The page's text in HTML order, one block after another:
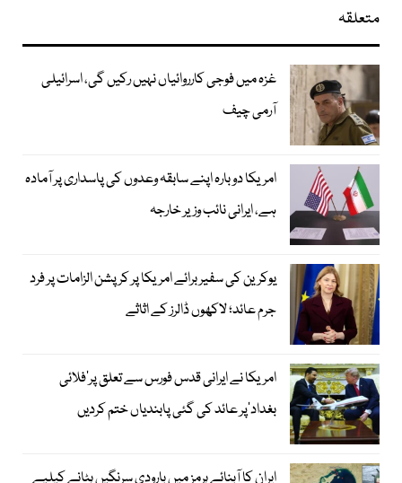
متعلقہ
غزہ میں فوجی کارروائیاں نہیں رکیں گی، اسرائیلی
آرمی چیف
امریکا دوبارہ اپنے سابقہ وعدوں کی پاسداری پر آمادہ
ہے، ایرانی نائب وزیر خارجہ
یوکرین کی سفیر برائے امریکا پر کرپشن الزامات پر فرد
جرم عائد؛ لاکھوں ڈالرز کے اثاثے
امریکا نے ایرانی قدس فورس سے تعلق پر’فلائی
بغداد‘پر عائد کی گئی پابندیاں ختم کردیں
ایران کا آبنائے ہرمز میں بارودی سرنگیں ہٹانے کیلیے